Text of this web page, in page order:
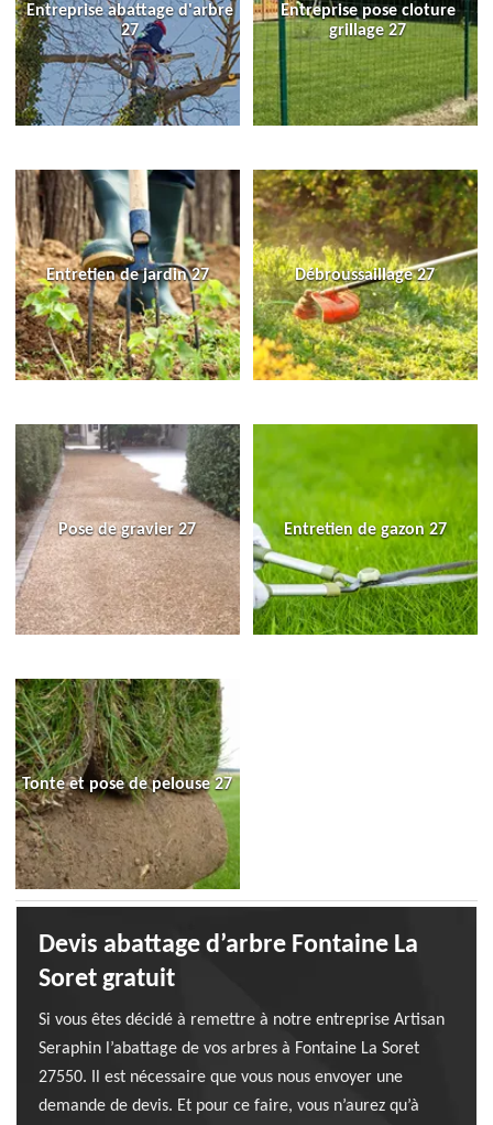
Entreprise abattage d'arbre
27
Entreprise pose cloture
grillage 27
Entretien de jardin 27 Débroussaillage 27
Pose de gravier 27 Entretien de gazon 27
Tonte et pose de pelouse 27
Devis abattage d’arbre Fontaine La
Soret gratuit
Si vous êtes décidé à remettre à notre entreprise Artisan
Seraphin l’abattage de vos arbres à Fontaine La Soret
27550. Il est nécessaire que vous nous envoyer une
demande de devis. Et pour ce faire, vous n’aurez qu’à